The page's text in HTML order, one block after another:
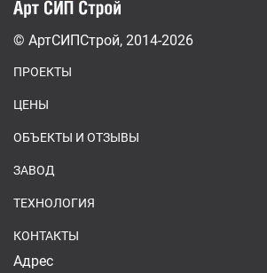
© АртСИПСтрой, 2014-2026
ПРОЕКТЫ
ЦЕНЫ
ОБЪЕКТЫ И ОТЗЫВЫ
ЗАВОД
ТЕХНОЛОГИЯ
КОНТАКТЫ
Адрес